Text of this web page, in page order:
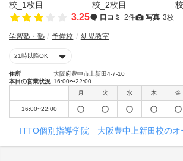
3.25 口コミ 2件 写真 3枚
学習塾・塾 予備校 幼児教室
21時以降OK
住所
大阪府豊中市上新田4-7-10
本日の営業状況 16:00〜22:00
月
火 水 木 金
16:00~22:00
ITTO個別指導学院 大阪豊中上新田校のオ